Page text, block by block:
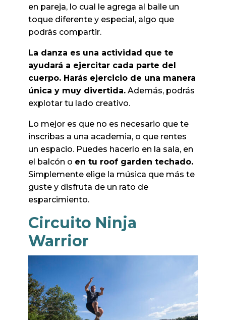
en pareja, lo cual le agrega al baile un
toque diferente y especial, algo que
podrás compartir.
La danza es una actividad que te
ayudará a ejercitar cada parte del
cuerpo. Harás ejercicio de una manera
única y muy divertida. Además, podrás
explotar tu lado creativo.
Lo mejor es que no es necesario que te
inscribas a una academia, o que rentes
un espacio. Puedes hacerlo en la sala, en
el balcón o en tu roof garden techado.
Simplemente elige la música que más te
guste y disfruta de un rato de
esparcimiento.
Circuito Ninja
Warrior